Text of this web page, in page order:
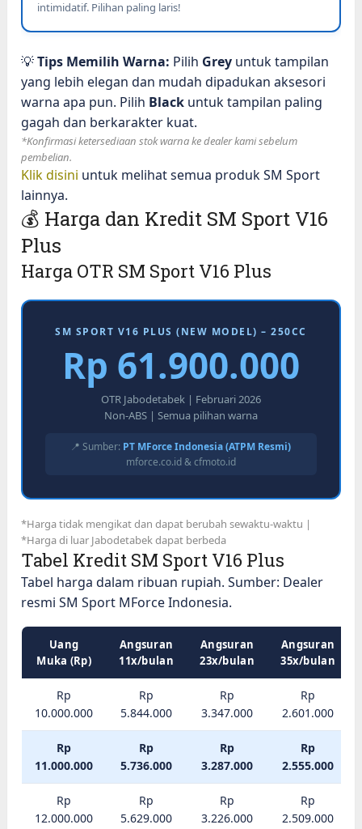
intimidatif. Pilihan paling laris!
💡Tips Memilih Warna: Pilih Grey untuk tampilan
yang lebih elegan dan mudah dipadukan aksesori
warna apa pun. Pilih Black untuk tampilan paling
gagah dan berkarakter kuat.
*Konfirmasi ketersediaan stok warna ke dealer kami sebelum
pembelian.
Klik disini untuk melihat semua produk SM Sport
lainnya.
💰 Harga dan Kredit SM Sport V16
Plus
Harga OTR SM Sport V16 Plus
SM SPORT V16 PLUS (NEW MODEL) – 250CC
Rp 61.900.000
OTR Jabodetabek | Februari 2026
Non-ABS | Semua pilihan warna
📍 Sumber: PT MForce Indonesia (ATPM Resmi)
mforce.co.id & cfmoto.id
*Harga tidak mengikat dan dapat berubah sewaktu-waktu |
*Harga di luar Jabodetabek dapat berbeda
Tabel Kredit SM Sport V16 Plus
Tabel harga dalam ribuan rupiah. Sumber: Dealer
resmi SM Sport MForce Indonesia.
Uang
Muka (Rp)
Angsuran
11x/bulan
Angsuran
23x/bulan
Angsuran
35x/bulan
Rp
10.000.000
Rp
5.844.000
Rp
3.347.000
Rp
2.601.000
Rp
11.000.000
Rp
5.736.000
Rp
3.287.000
Rp
2.555.000
Rp
12.000.000
Rp
5.629.000
Rp
3.226.000
Rp
2.509.000